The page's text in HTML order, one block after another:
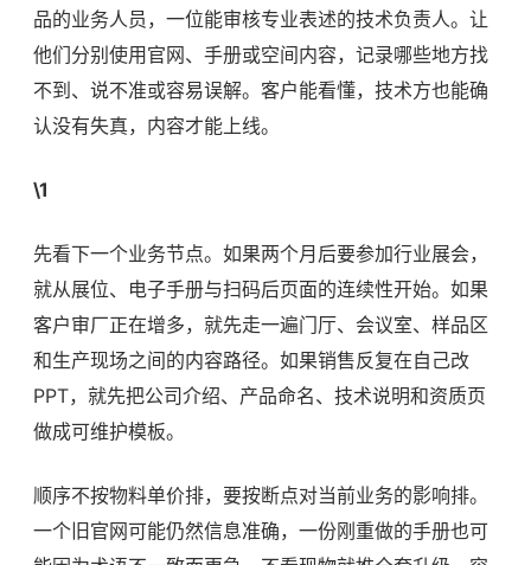
品的业务人员，一位能审核专业表述的技术负责人。让
他们分别使用官网、手册或空间内容，记录哪些地方找
不到、说不准或容易误解。客户能看懂，技术方也能确
认没有失真，内容才能上线。
\1
先看下一个业务节点。如果两个月后要参加行业展会，
就从展位、电子手册与扫码后页面的连续性开始。如果
客户审厂正在增多，就先走一遍门厅、会议室、样品区
和生产现场之间的内容路径。如果销售反复在自己改
PPT，就先把公司介绍、产品命名、技术说明和资质页
做成可维护模板。
顺序不按物料单价排，要按断点对当前业务的影响排。
一个旧官网可能仍然信息准确，一份刚重做的手册也可